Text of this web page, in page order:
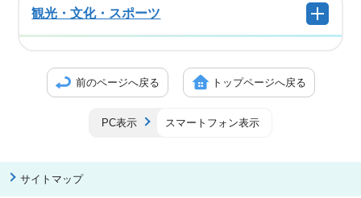
観光・文化・スポーツ
前のページへ戻る トップページへ戻る
PC表示 スマートフォン表示
サイトマップ